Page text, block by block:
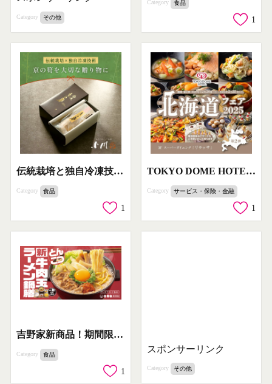
Category その他
Category 食品
1
伝統栽培と独自冷凍技術を活かした京の筍ギフト
Category 食品
1
TOKYO DOME HOTEL 3F スーパーダイニング リラッサ 北海道グルメフェア第2弾
Category サービス・保険・金融
1
吉野家新商品！期間限定 新牛肉とんこつラーメン鍋膳
Category 食品
1
スポンサーリンク
Category その他